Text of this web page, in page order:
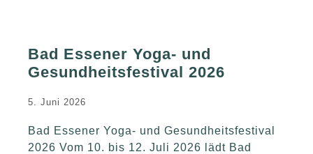
Bad Essener Yoga- und
Gesundheitsfestival 2026
5. Juni 2026
Bad Essener Yoga- und Gesundheitsfestival
2026 Vom 10. bis 12. Juli 2026 lädt Bad